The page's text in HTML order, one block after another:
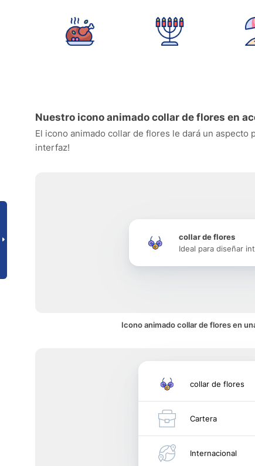
Nuestro icono animado collar de flores en
El icono animado collar de flores le dará un
interfaz!
collar de flores
Ideal para diseñar
Icono animado collar de flores en
collar de flores
Cartera
Internacional